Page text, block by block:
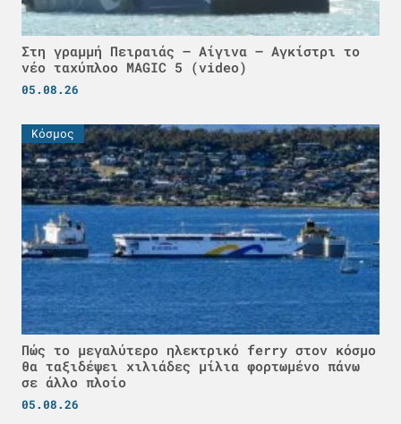
Στη γραμμή Πειραιάς – Αίγινα – Αγκίστρι το
νέο ταχύπλοο MAGIC 5 (video)
05.08.26
Κόσμος
Πώς το μεγαλύτερο ηλεκτρικό ferry στον κόσμο
θα ταξιδέψει χιλιάδες μίλια φορτωμένο πάνω
σε άλλο πλοίο
05.08.26